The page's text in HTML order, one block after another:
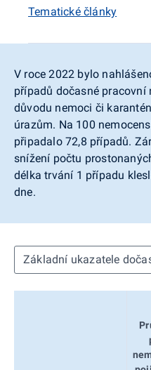
Tematické články
V roce 2022 bylo
případů dočasné pracovní
důvodu nemoci či
úrazům. Na 100
připadalo 72,8 případů.
snížení počtu
délka trvání 1 případu
dne.